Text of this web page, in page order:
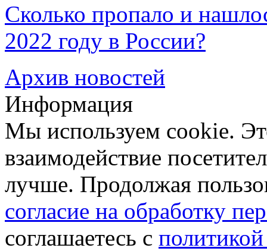
Сколько пропало и
2022 году в России?
Архив новостей
Информация
Мы используем cookie.
взаимодействие
лучше. Продолжая
согласие на обработку
соглашаетесь с